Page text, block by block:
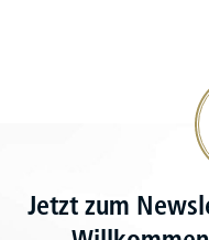
Jetzt zum